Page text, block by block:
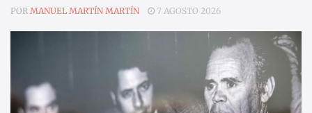
POR MANUEL MARTÍN MARTÍN 7 AGOSTO 2026